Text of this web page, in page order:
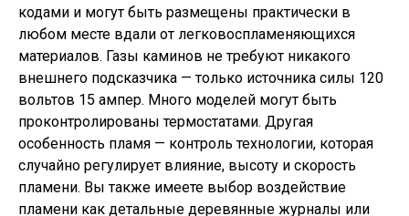
кодами и могут быть размещены практически в
любом месте вдали от легковоспламеняющихся
материалов. Газы каминов не требуют никакого
внешнего подсказчика — только источника силы 120
вольтов 15 ампер. Много моделей могут быть
проконтролированы термостатами. Другая
особенность пламя — контроль технологии, которая
случайно регулирует влияние, высоту и скорость
пламени. Вы также имеете выбор воздействие
пламени как детальные деревянные журналы или